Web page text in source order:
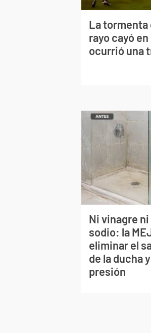
La tormenta
rayo cayó
ocurrió una
Ni vinagre
sodio: la
eliminar el
de la ducha
presión